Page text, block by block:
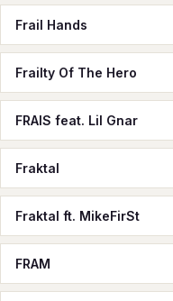
Frail Hands
Frailty Of The Hero
FRAIS feat. Lil Gnar
Fraktal
Fraktal ft. MikeFirSt
FRAM